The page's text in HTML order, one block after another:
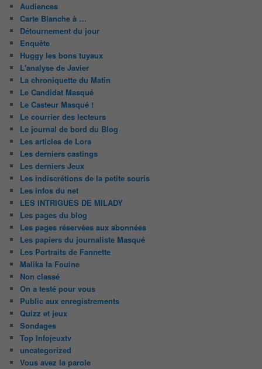
Audiences
Carte Blanche à …
Détournement du jour
Enquête
Huggy les bons tuyaux
L'analyse de Javier
La chroniquette du Matin
Le Candidat Masqué
Le Casteur Masqué !
Le courrier des lecteurs
Le journal de bord du Blog
Les articles de Lora
Les derniers castings
Les derniers Jeux
Les indiscrétions de la petite souris
Les infos du net
LES INTRIGUES DE MILADY
Les pages du blog
Les pages réservées aux abonnées
Les papiers du journaliste Masqué
Les Portraits de Fannette
Malika la Fouine
Non classé
On a testé pour vous
Public aux enregistrements
Quizz et jeux
Sondages
Top Infojeuxtv
uncategorized
Vous avez la parole